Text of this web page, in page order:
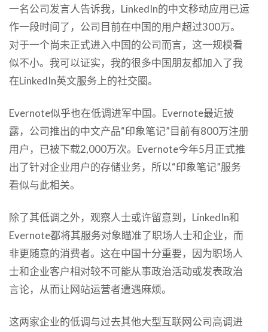
一名公司发言人告诉我，LinkedIn的中文移动应用已运
作一段时间了，公司目前在中国的用户超过300万。
对于一个尚未正式进入中国的公司而言，这一规模看
似不小。我可以证实，我的很多中国朋友都加入了我
在LinkedIn英文服务上的社交圈。
Evernote似乎也在低调进军中国。Evernote最近披
露，公司推出的中文产品“印象笔记”目前有800万注册
用户，已被下载2,000万次。Evernote今年5月正式推
出了针对企业用户的存储业务，所以“印象笔记”服务
看似与此相关。
除了其低调之外，观察人士或许留意到，LinkedIn和
Evernote都将其服务对象瞄准了职场人士和企业，而
非更随意的消费者。这在中国十分重要，因为职场人
士和企业客户相对较不可能从事政治活动或发表政治
言论，从而让网站运营者遭遇麻烦。
这两家企业的低调与过去其他大型互联网公司高调进